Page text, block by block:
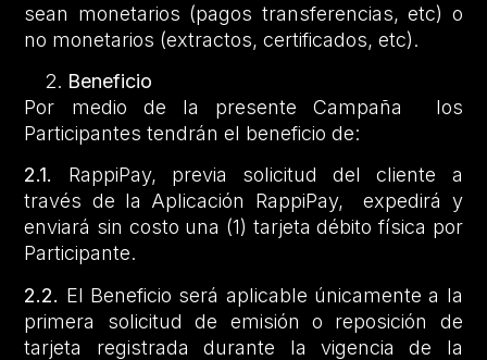
sean monetarios (pagos transferencias, etc) o
no monetarios (extractos, certificados, etc).
Beneficio
Por medio de la presente Campaña los
Participantes tendrán el beneficio de:
2.1. RappiPay, previa solicitud del cliente a
través de la Aplicación RappiPay, expedirá y
enviará sin costo una (1) tarjeta débito física por
Participante.
2.2. El Beneficio será aplicable únicamente a la
primera solicitud de emisión o reposición de
tarjeta registrada durante la vigencia de la